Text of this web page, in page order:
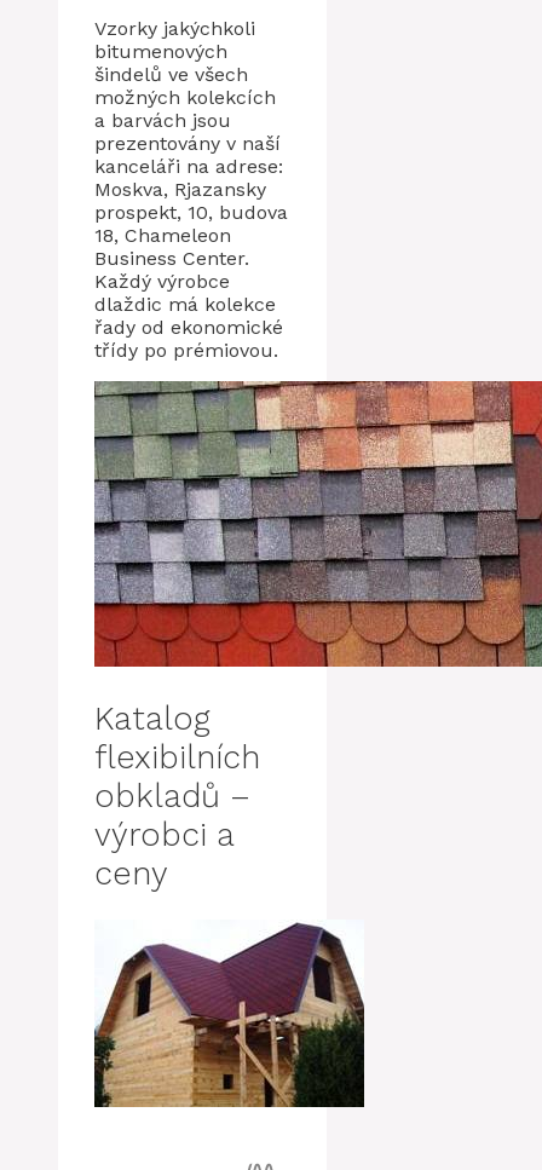
Vzorky jakýchkoli
bitumenových
šindelů ve všech
možných kolekcích
a barvách jsou
prezentovány v naší
kanceláři na adrese:
Moskva, Rjazansky
prospekt, 10, budova
18, Chameleon
Business Center.
Každý výrobce
dlaždic má kolekce
řady od ekonomické
třídy po prémiovou.
Katalog
flexibilních
obkladů –
výrobci a
ceny